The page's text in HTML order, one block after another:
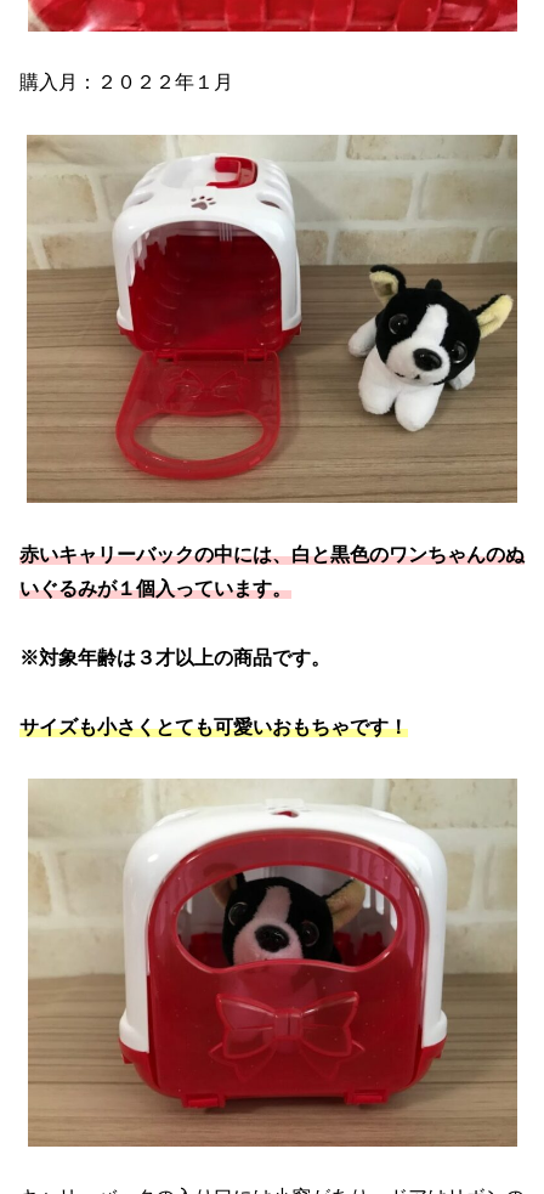
購入月：２０２２年１月
赤いキャリーバックの中には、白と黒色のワンちゃんのぬ
いぐるみが１個入っています。
※対象年齢は３才以上の商品です。
サイズも小さくとても可愛いおもちゃです！